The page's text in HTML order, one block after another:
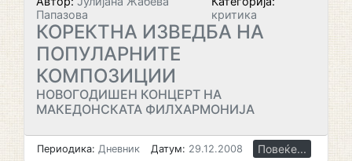
Папазова
критика
КОРЕКТНА ИЗВЕДБА НА
ПОПУЛАРНИТЕ
КОМПОЗИЦИИ
НОВОГОДИШЕН КОНЦЕРТ НА
МАКЕДОНСКАТА ФИЛХАРМОНИЈА
Периодика: Дневник Датум: 29.12.2008 Повеќе...